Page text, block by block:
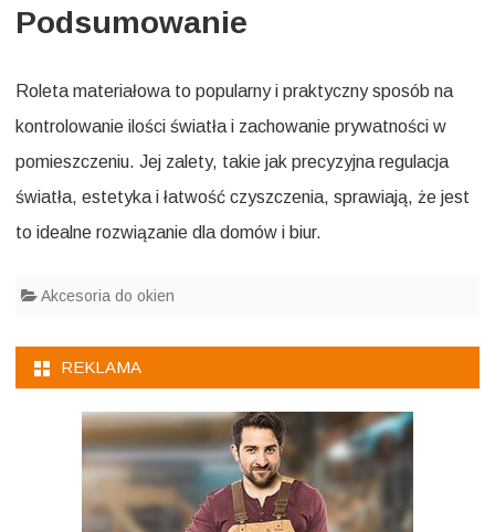
Podsumowanie
Roleta materiałowa to popularny i praktyczny sposób na
kontrolowanie ilości światła i zachowanie prywatności w
pomieszczeniu. Jej zalety, takie jak precyzyjna regulacja
światła, estetyka i łatwość czyszczenia, sprawiają, że jest
to idealne rozwiązanie dla domów i biur.
Akcesoria do okien
REKLAMA